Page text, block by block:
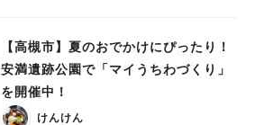
【高槻市】夏のおでかけにぴったり！
安満遺跡公園で「マイうちわづくり」
を開催中！
けんけん